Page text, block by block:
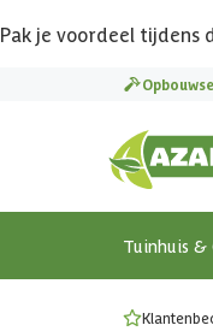
Pak je voordeel tijdens
Tuinhuis &
Vier
MEGA zomer
Bekijk de
Gratis
Ontdek onze